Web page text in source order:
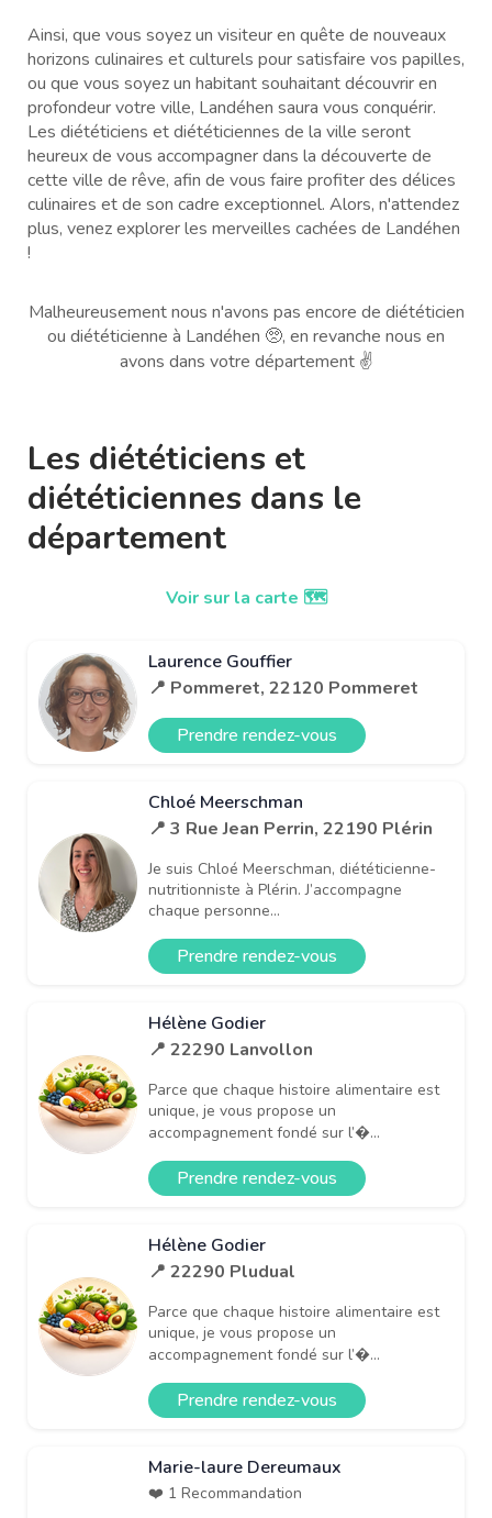
Ainsi, que vous soyez un visiteur en quête de nouveaux
horizons culinaires et culturels pour satisfaire vos papilles,
ou que vous soyez un habitant souhaitant découvrir en
profondeur votre ville, Landéhen saura vous conquérir.
Les diététiciens et diététiciennes de la ville seront
heureux de vous accompagner dans la découverte de
cette ville de rêve, afin de vous faire profiter des délices
culinaires et de son cadre exceptionnel. Alors, n'attendez
plus, venez explorer les merveilles cachées de Landéhen
!
Malheureusement nous n'avons pas encore de diététicien
ou diététicienne à Landéhen 🥺, en revanche nous en
avons dans votre département ✌️
Les diététiciens et
diététiciennes dans le
département
Voir sur la carte 🗺️
Laurence Gouffier
📍 Pommeret, 22120 Pommeret
Prendre rendez-vous
Chloé Meerschman
📍 3 Rue Jean Perrin, 22190 Plérin
Je suis Chloé Meerschman, diététicienne-
nutritionniste à Plérin. J’accompagne
chaque personne...
Prendre rendez-vous
Hélène Godier
📍 22290 Lanvollon
Parce que chaque histoire alimentaire est
unique, je vous propose un
accompagnement fondé sur l’�...
Prendre rendez-vous
Hélène Godier
📍 22290 Pludual
Parce que chaque histoire alimentaire est
unique, je vous propose un
accompagnement fondé sur l’�...
Prendre rendez-vous
Marie-laure Dereumaux
❤️ 1 Recommandation